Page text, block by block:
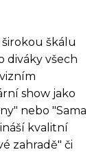
škálu
diváky všech
show jako
nebo "Sama
kvalitní
zahradě" či